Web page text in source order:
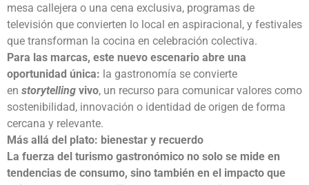
mesa callejera o una cena exclusiva, programas de
televisión que convierten lo local en aspiracional, y festivales
que transforman la cocina en celebración colectiva.
Para las marcas, este nuevo escenario abre una
oportunidad única: la gastronomía se convierte
en storytelling vivo, un recurso para comunicar valores como
sostenibilidad, innovación o identidad de origen de forma
cercana y relevante.
Más allá del plato: bienestar y recuerdo
La fuerza del turismo gastronómico no solo se mide en
tendencias de consumo, sino también en el impacto que